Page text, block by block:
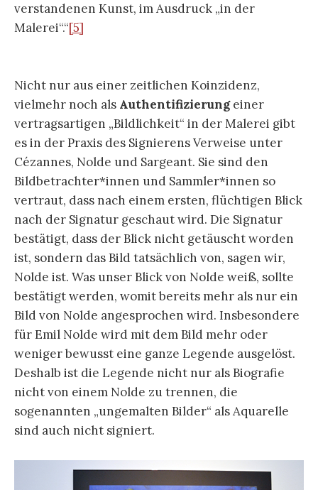
verstandenen Kunst, im Ausdruck „in der
Malerei“.“[5]
Nicht nur aus einer zeitlichen Koinzidenz,
vielmehr noch als Authentifizierungeiner
vertragsartigen „Bildlichkeit“ in der Malerei gibt
es in der Praxis des Signierens Verweise unter
Cézannes, Nolde und Sargeant. Sie sind den
Bildbetrachter*innen und Sammler*innen so
vertraut, dass nach einem ersten, flüchtigen Blick
nach der Signatur geschaut wird. Die Signatur
bestätigt, dass der Blick nicht getäuscht worden
ist, sondern das Bild tatsächlich von, sagen wir,
Nolde ist. Was unser Blick von Nolde weiß, sollte
bestätigt werden, womit bereits mehr als nur ein
Bild von Nolde angesprochen wird. Insbesondere
für Emil Nolde wird mit dem Bild mehr oder
weniger bewusst eine ganze Legende ausgelöst.
Deshalb ist die Legende nicht nur als Biografie
nicht von einem Nolde zu trennen, die
sogenannten „ungemalten Bilder“ als Aquarelle
sind auch nicht signiert.